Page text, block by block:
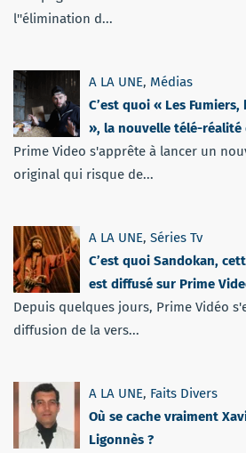
l''élimination d...
A LA UNE, Médias
C’est quoi « Les
», la nouvelle télé-réalité
Prime Video s'apprête à lancer un
original qui risque de...
A LA UNE, Séries Tv
C’est quoi Sandokan,
est diffusé sur Prime
Depuis quelques jours, Prime Vidéo
diffusion de la vers...
A LA UNE, Faits Divers
Où se cache vraiment
Ligonnès ?